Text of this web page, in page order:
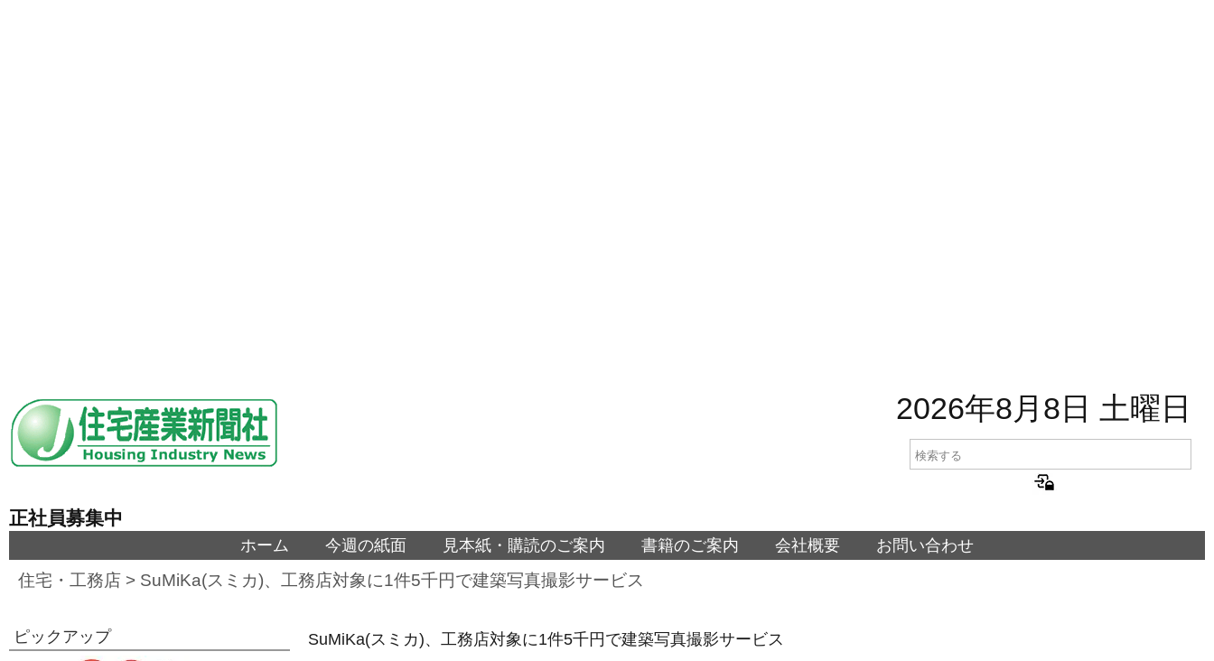
2026年8月8日 土曜日
正社員募集中
ホーム 今週の紙面 見本紙・購読のご案内 書籍のご案内 会社概要 お問い合わせ
住宅・工務店 > SuMiKa(スミカ)、工務店対象に1件5千円で建築写真撮影サービス
SuMiKa(スミカ)、工務店対象に1件5千円で建築写真撮影サービス
ピックアップ